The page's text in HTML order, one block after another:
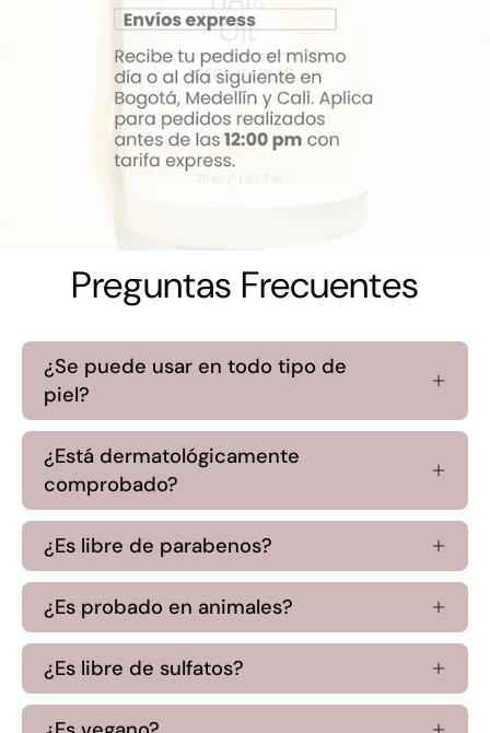
Preguntas Frecuentes
¿Se puede usar en todo tipo de
piel?
¿Está dermatológicamente
comprobado?
¿Es libre de parabenos?
¿Es probado en animales?
¿Es libre de sulfatos?